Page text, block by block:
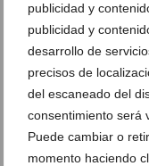
publicidad y
publicidad y
desarrollo de
precisos de
del escaneado del
consentimiento será
Puede cambiar o
momento haciendo
El musical más
de semana al
10 de octubre de 2024